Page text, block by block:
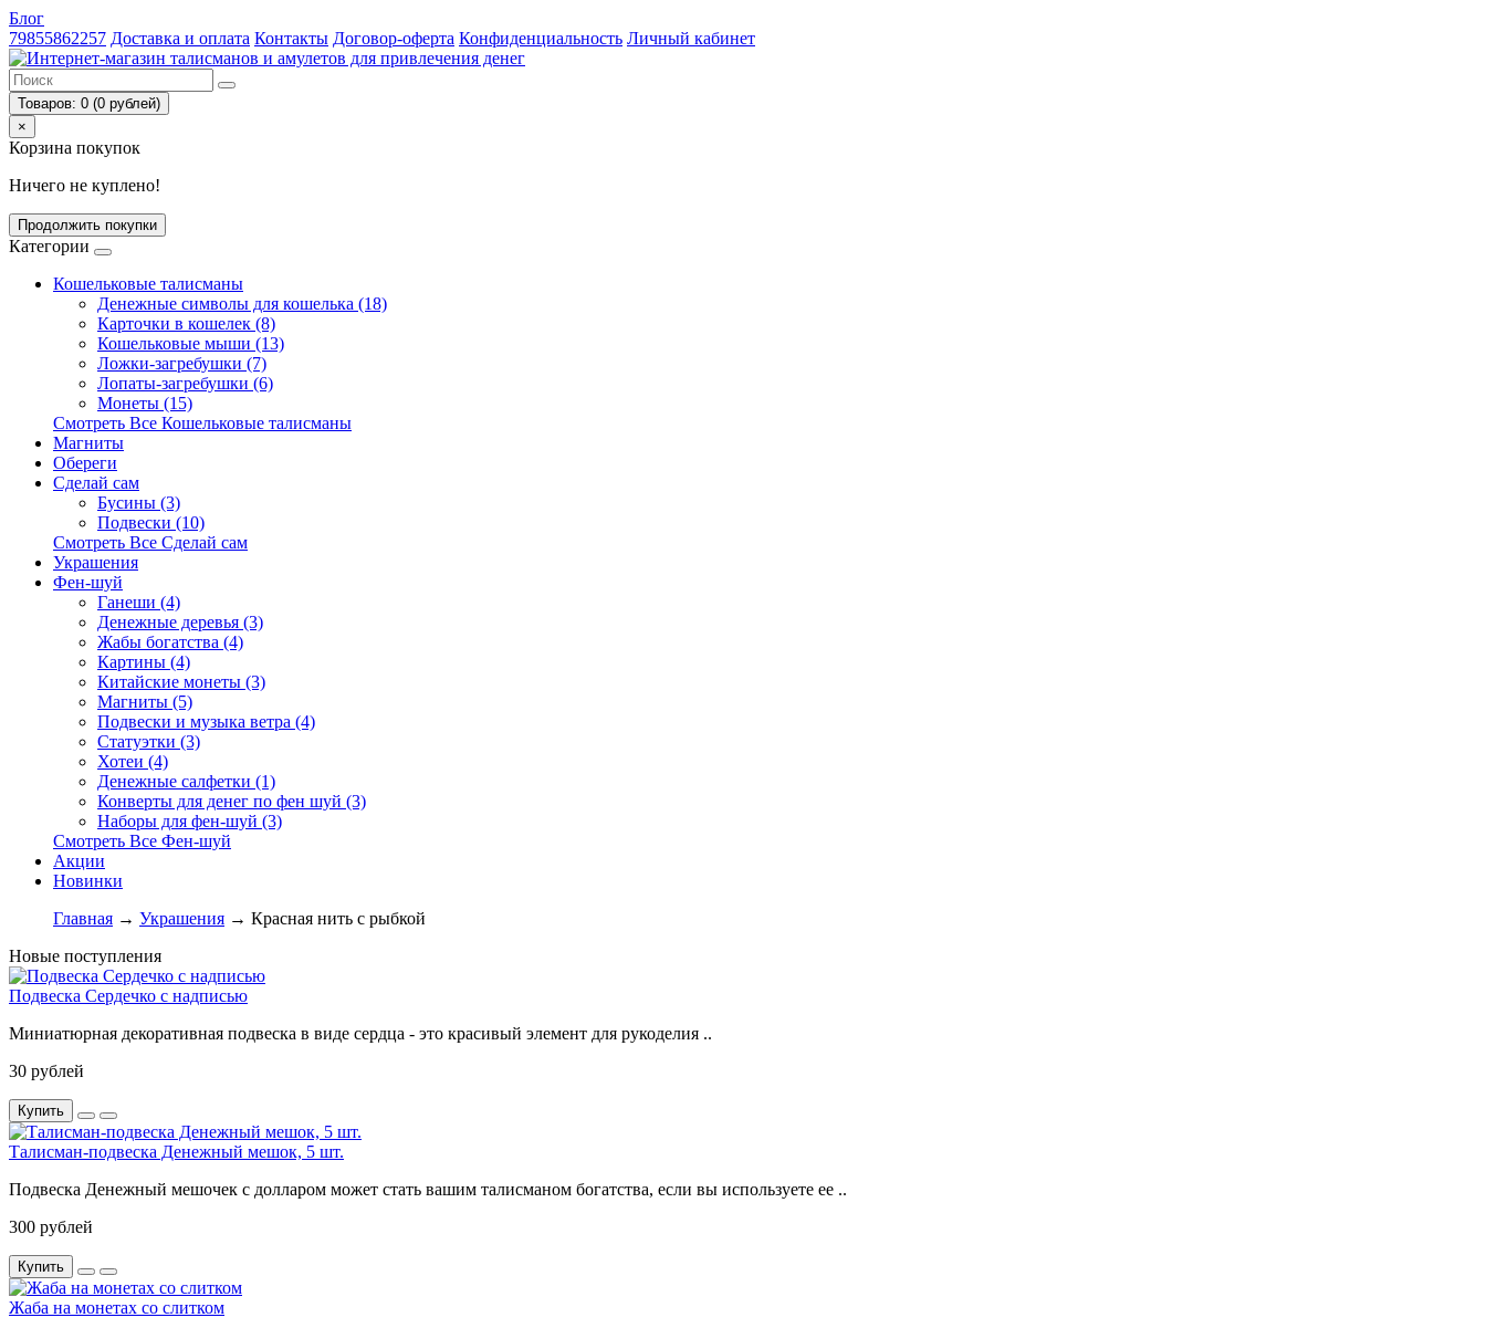
Блог
79855862257 Доставка и оплата Контакты Договор-оферта Конфиденциальность Личный кабинет
Товаров: 0 (0 рублей)
×
Корзина покупок
Ничего не куплено!
Продолжить покупки
Категории
Кошельковые талисманы
Денежные символы для кошелька (18)
Карточки в кошелек (8)
Кошельковые мыши (13)
Ложки-загребушки (7)
Лопаты-загребушки (6)
Монеты (15)
Смотреть Все Кошельковые талисманы
Магниты
Обереги
Сделай сам
Бусины (3)
Подвески (10)
Смотреть Все Сделай сам
Украшения
Фен-шуй
Ганеши (4)
Денежные деревья (3)
Жабы богатства (4)
Картины (4)
Китайские монеты (3)
Магниты (5)
Подвески и музыка ветра (4)
Статуэтки (3)
Хотеи (4)
Денежные салфетки (1)
Конверты для денег по фен шуй (3)
Наборы для фен-шуй (3)
Смотреть Все Фен-шуй
Акции
Новинки
Главная → Украшения → Красная нить с рыбкой
Новые поступления
Подвеска Сердечко с надписью
Миниатюрная декоративная подвеска в виде сердца - это красивый элемент для рукоделия ..
30 рублей
Купить
Талисман-подвеска Денежный мешок, 5 шт.
Подвеска Денежный мешочек с долларом может стать вашим талисманом богатства, если вы используете ее ..
300 рублей
Купить
Жаба на монетах со слитком